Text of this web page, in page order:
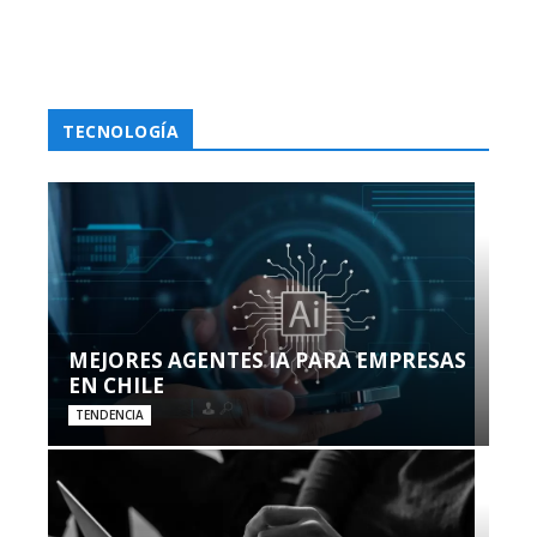
TECNOLOGÍA
MEJORES AGENTES IA PARA EMPRESAS
EN CHILE
TENDENCIA